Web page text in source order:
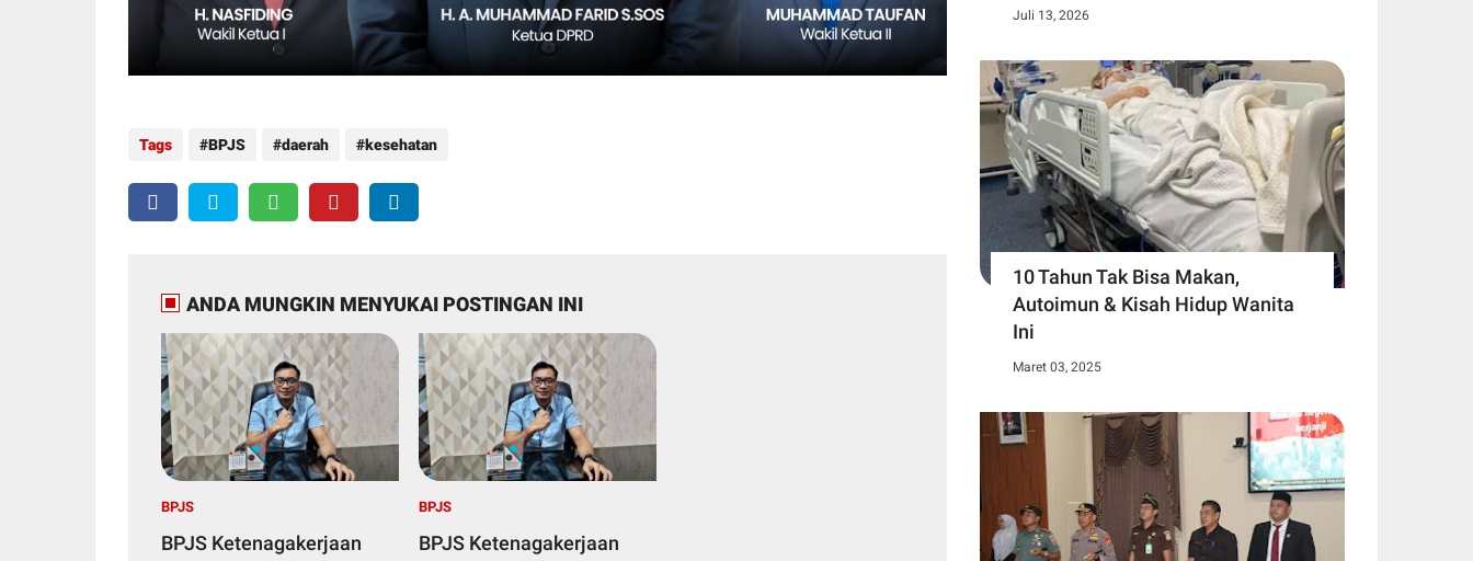
Tags BPJS daerah kesehatan
ANDA MUNGKIN MENYUKAI POSTINGAN INI
BPJS
BPJS Ketenagakerjaan
BPJS
BPJS Ketenagakerjaan
Juli 13, 2026
10 Tahun Tak Bisa Makan,
Autoimun & Kisah Hidup Wanita
Ini
Maret 03, 2025